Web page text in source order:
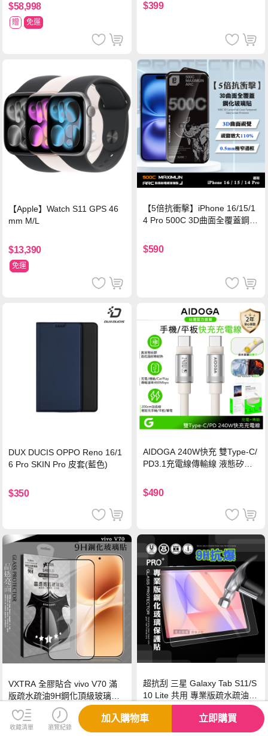
$58,998
贈 免運
$399
【Apple】Watch S11 GPS 46
mm M/L
$13,390
免運
【5倍抗衝擊】iPhone 16/15/1
4 Pro 500C 3D曲面全覆蓋鋼化
保護貼
$590
DUX DUCIS OPPO Reno 16/1
6 Pro SKIN Pro 皮套(藍色)
$350
AIDOGA 240W快充 雙Type-C/
PD3.1充電線傳輸線 液態矽膠
機/平板/筆電
$490
VXTRA 全膠貼合 vivo V70 滿
版疏水疏油9H鋼化頂級玻璃貼
保護貼(黑)
$299
超抗刮 三星 Galaxy Tab S11/S
10 Lite 共用 專業版疏水疏油9
H鋼化玻璃膜 平板玻璃貼
$299
收藏清單 瀏覽紀錄
加入購物車 立即購買